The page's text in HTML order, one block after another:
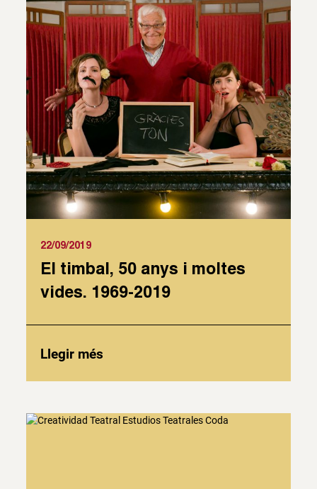
22/09/2019
El timbal, 50 anys i moltes
vides. 1969-2019
Llegir més